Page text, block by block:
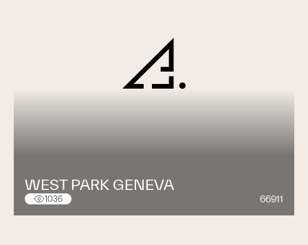
WEST PARK GENEVA
1036 66911